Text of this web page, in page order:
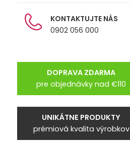
KONTAKTUJTE NÁS
0902 056 000
DOPRAVA ZDARMA
pre objednávky nad €110
UNIKÁTNE PRODUKTY
prémiová kvalita výrobkov